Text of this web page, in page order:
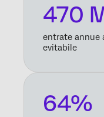
470
entrate annue
evitabile
64%